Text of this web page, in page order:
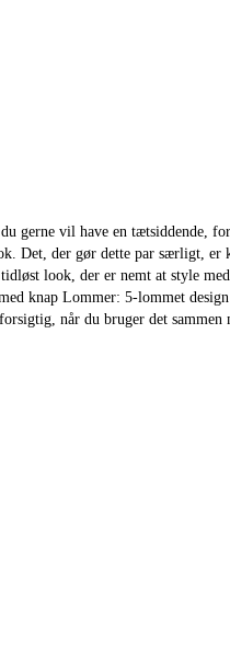
gerne vil have en tætsiddende,
Det, der gør dette par særligt,
look, der er nemt at style
knap Lommer: 5-lommet
når du bruger det